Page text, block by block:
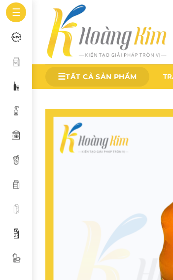
Bỏ
qua
dung
☰TẤT CẢ SẢN PHẨM
☰